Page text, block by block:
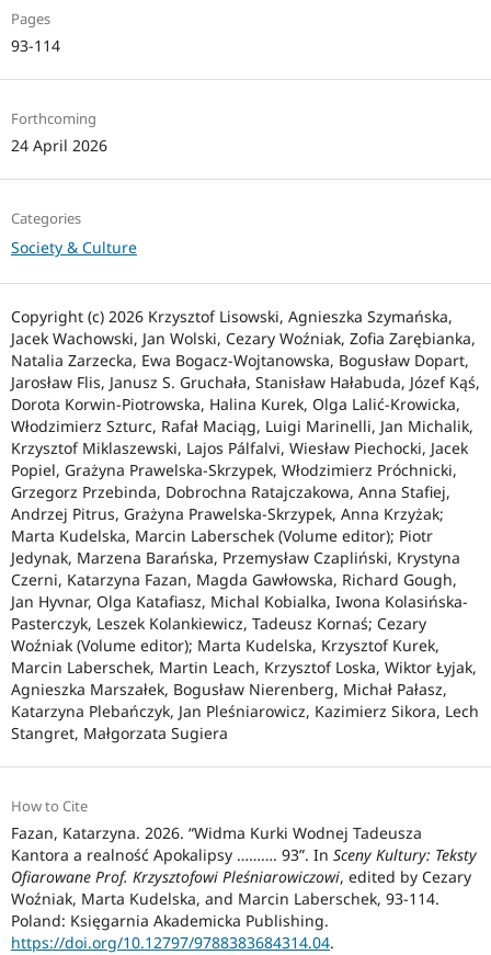
Pages
93-114
Forthcoming
24 April 2026
Categories
Society & Culture
Copyright (c) 2026 Krzysztof Lisowski, Agnieszka Szymańska,
Jacek Wachowski, Jan Wolski, Cezary Woźniak, Zofia Zarębianka,
Natalia Zarzecka, Ewa Bogacz-Wojtanowska, Bogusław Dopart,
Jarosław Flis, Janusz S. Gruchała, Stanisław Hałabuda, Józef Kąś,
Dorota Korwin-Piotrowska, Halina Kurek, Olga Lalić-Krowicka,
Włodzimierz Szturc, Rafał Maciąg, Luigi Marinelli, Jan Michalik,
Krzysztof Miklaszewski, Lajos Pálfalvi, Wiesław Piechocki, Jacek
Popiel, Grażyna Prawelska-Skrzypek, Włodzimierz Próchnicki,
Grzegorz Przebinda, Dobrochna Ratajczakowa, Anna Stafiej,
Andrzej Pitrus, Grażyna Prawelska-Skrzypek, Anna Krzyżak;
Marta Kudelska, Marcin Laberschek (Volume editor); Piotr
Jedynak, Marzena Barańska, Przemysław Czapliński, Krystyna
Czerni, Katarzyna Fazan, Magda Gawłowska, Richard Gough,
Jan Hyvnar, Olga Katafiasz, Michal Kobialka, Iwona Kolasińska-
Pasterczyk, Leszek Kolankiewicz, Tadeusz Kornaś; Cezary
Woźniak (Volume editor); Marta Kudelska, Krzysztof Kurek,
Marcin Laberschek, Martin Leach, Krzysztof Loska, Wiktor Łyjak,
Agnieszka Marszałek, Bogusław Nierenberg, Michał Pałasz,
Katarzyna Plebańczyk, Jan Pleśniarowicz, Kazimierz Sikora, Lech
Stangret, Małgorzata Sugiera
How to Cite
Fazan, Katarzyna. 2026. “Widma Kurki Wodnej Tadeusza
Kantora a realność Apokalipsy ………. 93”. In Sceny Kultury: Teksty
Ofiarowane Prof. Krzysztofowi Pleśniarowiczowi, edited by Cezary
Woźniak, Marta Kudelska, and Marcin Laberschek, 93-114.
Poland: Księgarnia Akademicka Publishing.
https://doi.org/10.12797/9788383684314.04.